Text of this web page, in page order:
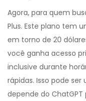
Agora, para quem
Plus. Este plano tem
em torno de 20
você ganha acesso
inclusive durante
rápidas. Isso pode
depende do